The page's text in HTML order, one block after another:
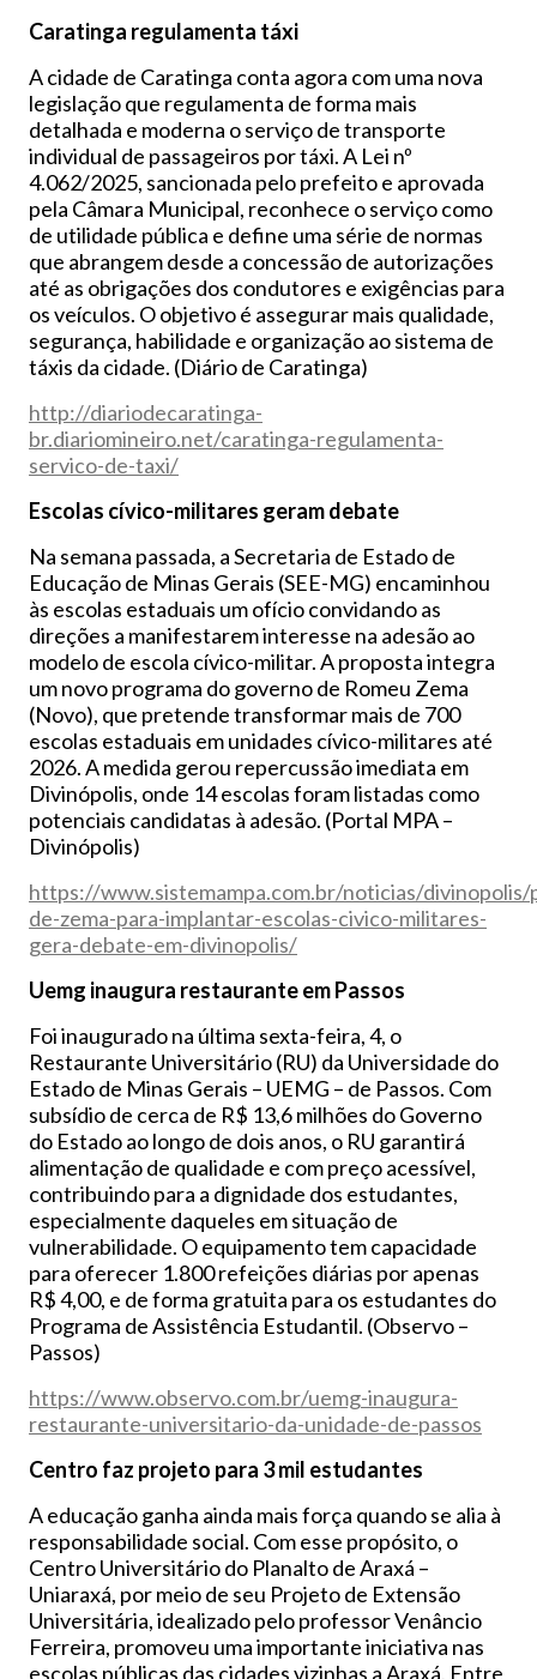
Caratinga regulamenta táxi
A cidade de Caratinga conta agora com uma nova
legislação que regulamenta de forma mais
detalhada e moderna o serviço de transporte
individual de passageiros por táxi. A Lei nº
4.062/2025, sancionada pelo prefeito e aprovada
pela Câmara Municipal, reconhece o serviço como
de utilidade pública e define uma série de normas
que abrangem desde a concessão de autorizações
até as obrigações dos condutores e exigências para
os veículos. O objetivo é assegurar mais qualidade,
segurança, habilidade e organização ao sistema de
táxis da cidade. (Diário de Caratinga)
http://diariodecaratinga-
br.diariomineiro.net/caratinga-regulamenta-
servico-de-taxi/
Escolas cívico-militares geram debate
Na semana passada, a Secretaria de Estado de
Educação de Minas Gerais (SEE-MG) encaminhou
às escolas estaduais um ofício convidando as
direções a manifestarem interesse na adesão ao
modelo de escola cívico-militar. A proposta integra
um novo programa do governo de Romeu Zema
(Novo), que pretende transformar mais de 700
escolas estaduais em unidades cívico-militares até
2026. A medida gerou repercussão imediata em
Divinópolis, onde 14 escolas foram listadas como
potenciais candidatas à adesão. (Portal MPA –
Divinópolis)
https://www.sistemampa.com.br/noticias/divinopolis/
de-zema-para-implantar-escolas-civico-militares-
gera-debate-em-divinopolis/
Uemg inaugura restaurante em Passos
Foi inaugurado na última sexta-feira, 4, o
Restaurante Universitário (RU) da Universidade do
Estado de Minas Gerais – UEMG – de Passos. Com
subsídio de cerca de R$ 13,6 milhões do Governo
do Estado ao longo de dois anos, o RU garantirá
alimentação de qualidade e com preço acessível,
contribuindo para a dignidade dos estudantes,
especialmente daqueles em situação de
vulnerabilidade. O equipamento tem capacidade
para oferecer 1.800 refeições diárias por apenas
R$ 4,00, e de forma gratuita para os estudantes do
Programa de Assistência Estudantil. (Observo –
Passos)
https://www.observo.com.br/uemg-inaugura-
restaurante-universitario-da-unidade-de-passos
Centro faz projeto para 3 mil estudantes
A educação ganha ainda mais força quando se alia à
responsabilidade social. Com esse propósito, o
Centro Universitário do Planalto de Araxá –
Uniaraxá, por meio de seu Projeto de Extensão
Universitária, idealizado pelo professor Venâncio
Ferreira, promoveu uma importante iniciativa nas
escolas públicas das cidades vizinhas a Araxá. Entre